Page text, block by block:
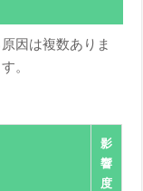
因は複数ありま
。
影
響
度